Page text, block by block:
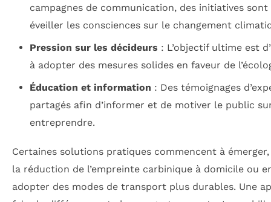
campagnes de communication, des initiatives
éveiller les consciences sur le changement
Pression sur les décideurs : L’objectif ultime est
à adopter des mesures solides en faveur de
Éducation et information : Des témoignages
partagés afin d’informer et de motiver le public
entreprendre.
Certaines solutions pratiques commencent à
la réduction de l’empreinte carbinique à domicile ou
adopter des modes de transport plus durables. Une